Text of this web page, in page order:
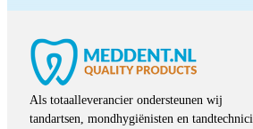
Als totaalleverancier ondersteunen wij
tandartsen, mondhygiënisten en tandtechnici